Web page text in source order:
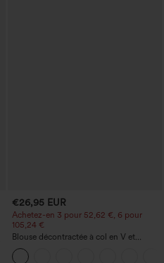
€26,95 EUR
Achetez-en 3 pour 52,62 €, 6 pour
105,24 €
Blouse décontractée à col en V et
manches courtes bouffantes